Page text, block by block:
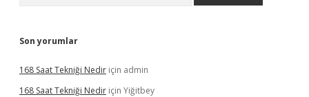
Son yorumlar
168 Saat Tekniği Nedir için admin
168 Saat Tekniği Nedir için Yiğitbey